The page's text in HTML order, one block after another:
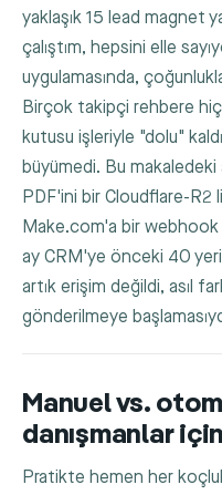
yaklaşık 15 lead magnet
çalıştım, hepsini elle
uygulamasında,
Birçok takipçi rehbere
kutusu işleriyle "dolu"
büyümedi. Bu makaledeki
PDF'ini bir Cloudflare-R2
Make.com'a bir
ay CRM'ye önceki 40
artık erişim değildi, asıl
gönderilmeye
Manuel vs.
danışmanlar
Pratikte hemen her